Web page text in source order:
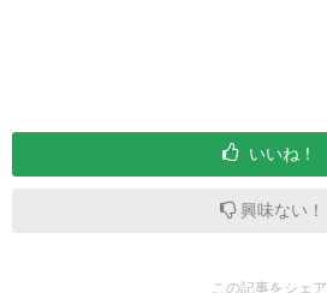
いいね！
興味ない！
この記事をシェア